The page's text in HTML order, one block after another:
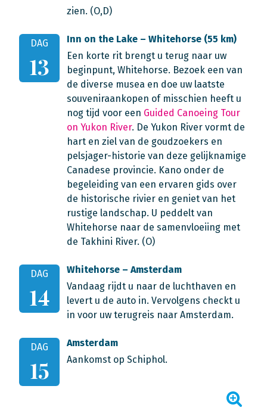
zien. (O,D)
DAG
13
Inn on the Lake – Whitehorse (55 km)
Een korte rit brengt u terug naar uw
beginpunt, Whitehorse. Bezoek een van
de diverse musea en doe uw laatste
souveniraankopen of misschien heeft u
nog tijd voor een Guided Canoeing Tour
on Yukon River. De Yukon River vormt de
hart en ziel van de goudzoekers en
pelsjager-historie van deze gelijknamige
Canadese provincie. Kano onder de
begeleiding van een ervaren gids over
de historische rivier en geniet van het
rustige landschap. U peddelt van
Whitehorse naar de samenvloeiing met
de Takhini River. (O)
DAG
14
Whitehorse – Amsterdam
Vandaag rijdt u naar de luchthaven en
levert u de auto in. Vervolgens checkt u
in voor uw terugreis naar Amsterdam.
DAG
15
Amsterdam
Aankomst op Schiphol.